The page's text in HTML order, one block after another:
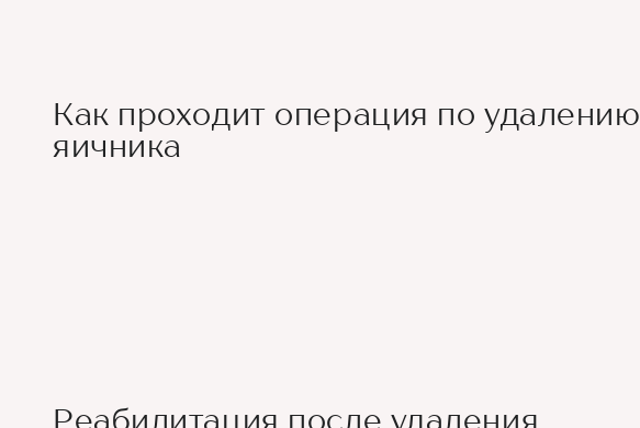
Как проходит операция по удалению
яичника
Реабилитация после удаления